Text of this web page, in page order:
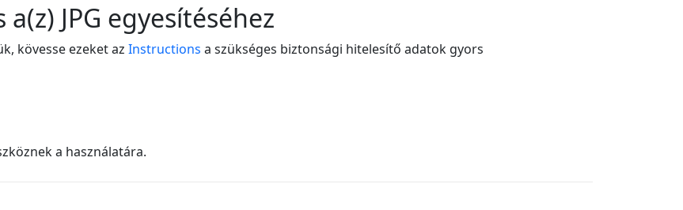
JPG egyesítéséhez
kövesse ezeket az Instructions a szükséges biztonsági hitelesítő adatok gyors
a használatára.